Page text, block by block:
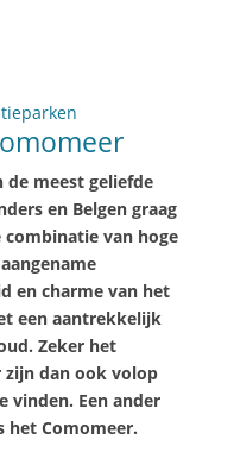
de meest geliefde
en Belgen graag
combinatie van hoge
en charme van het
een aantrekkelijk
Zeker het
zijn dan ook volop
vinden. Een ander
het Comomeer.